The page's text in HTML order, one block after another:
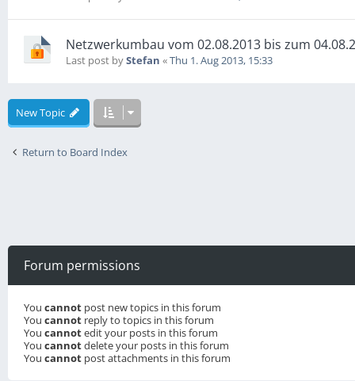
Netzwerkumbau vom 02.08.2013 bis zum
Last post byStefan «Thu 1. Aug 2013, 15:33
New Topic
Return to Board Index
Forum permissions
You cannot post new topics in this forum
You cannot reply to topics in this forum
You cannotedit your posts in this forum
You cannotdelete your posts in this forum
You cannot post attachments in this forum